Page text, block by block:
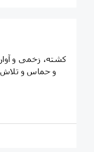
کشته، زخمی و
و حماس و تلاش